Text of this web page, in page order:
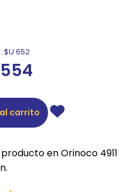
$U 652
carrito
en Orinoco 4911